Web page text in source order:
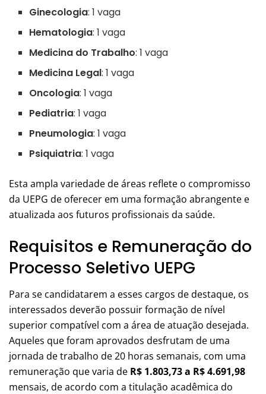
Ginecologia: 1 vaga
Hematologia: 1 vaga
Medicina do Trabalho: 1 vaga
Medicina Legal: 1 vaga
Oncologia: 1 vaga
Pediatria: 1 vaga
Pneumologia: 1 vaga
Psiquiatria: 1 vaga
Esta ampla variedade de áreas reflete o compromisso
da UEPG de oferecer em uma formação abrangente e
atualizada aos futuros profissionais da saúde.
Requisitos e Remuneração do
Processo Seletivo UEPG
Para se candidatarem a esses cargos de destaque, os
interessados ​​deverão possuir formação de nível
superior compatível com a área de atuação desejada.
Aqueles que foram aprovados desfrutam de uma
jornada de trabalho de 20 horas semanais, com uma
remuneração que varia de R$ 1.803,73 a R$ 4.691,98
mensais, de acordo com a titulação acadêmica do